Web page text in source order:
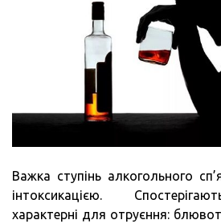
Важка ступінь алкогольного
інтоксикацією.
характерні для отруєння: